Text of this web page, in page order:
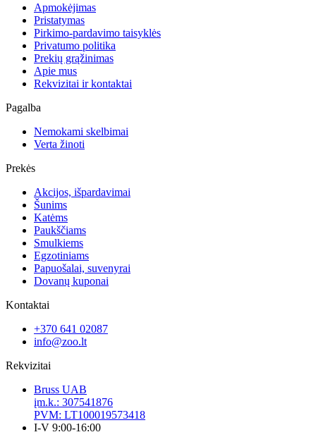
Apmokėjimas
Pristatymas
Pirkimo-pardavimo taisyklės
Privatumo politika
Prekių grąžinimas
Apie mus
Rekvizitai ir kontaktai
Pagalba
Nemokami skelbimai
Verta žinoti
Prekės
Akcijos, išpardavimai
Šunims
Katėms
Paukščiams
Smulkiems
Egzotiniams
Papuošalai, suvenyrai
Dovanų kuponai
Kontaktai
+370 641 02087
info@zoo.lt
Rekvizitai
Bruss UAB
įm.k.: 307541876
PVM: LT100019573418
I-V 9:00-16:00